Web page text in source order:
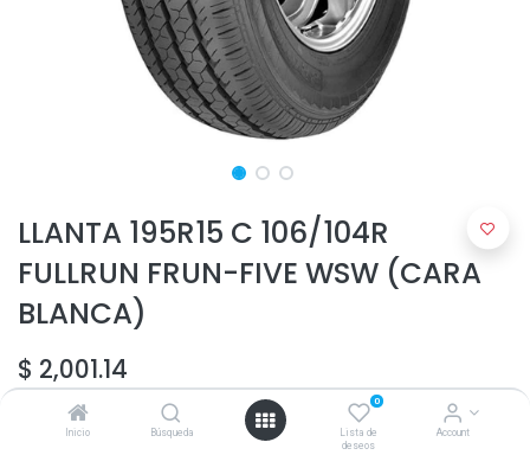
Inicio Búsqueda
0
Lista de
deseos
Account
LLANTA 195R15 C 106/104R
FULLRUN FRUN-FIVE WSW (CARA
BLANCA)
$ 2,001.14